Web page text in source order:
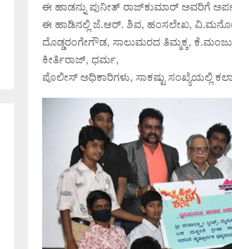
ಈ ಹಾಡನ್ನು ಪುನೀತ್ ರಾಜ್‍ಕುಮಾರ್ ಅವರಿಗೆ
ಈ ಹಾಡಿನಲ್ಲಿ ಜೆ.ಆರ್. ಶಿವ, ಹಂಸಲೇಖ,
ದೊಡ್ಡರಂಗೇಗೌಡ, ಸಾಲುಮರದ ತಿಮ್ಮಕ್ಕ,
ಕೀರ್ತಿರಾಜ್, ಧರ್ಮ,
ಪೊಲೀಸ್ ಅಧಿಕಾರಿಗಳು, ಸಾಕಷ್ಟು ಸಂಖ್ಯೆಯಲ್ಲಿ